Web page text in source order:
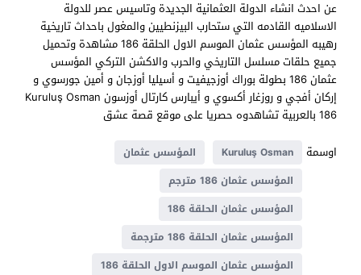
عن احدث انشاء الدولة العثمانية الجديدة وتاسيس عصر للدولة
الاسلاميه القادمه التي ستحارب البيزنطيين والمغول باحداث تاريخية
رهيبه المؤسس عثمان الموسم الاول الحلقة 186 مشاهدة وتحميل
جميع حلقات مسلسل التاريخي والحرب والاكشن التركي المؤسس
عثمان 186 بطولة بوراك أوزجيفيت و أسيليا أوزجان و أمين جورسوي و
إركان أفجي و روزغار أكسوي و أيبارس كارتال أوزسون Kuruluş Osman
186 بالعربية تشاهدوه حصريا على موقع قصة عشق
اوسمة
Kuruluş Osman
المؤسس عثمان
المؤسس عثمان 186 مترجم
المؤسس عثمان الحلقة 186
المؤسس عثمان الحلقة 186 مترجمة
المؤسس عثمان الموسم الاول الحلقة 186